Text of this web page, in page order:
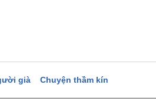
già Chuyện thầm kín